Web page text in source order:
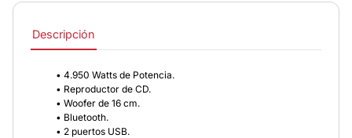
Descripción
• 4.950 Watts de Potencia.
• Reproductor de CD.
• Woofer de 16 cm.
• Bluetooth.
• 2 puertos USB.